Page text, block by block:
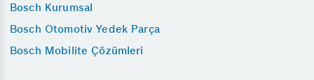
Bosch Kurumsal
Bosch Otomotiv Yedek Parça
Bosch Mobilite Çözümleri